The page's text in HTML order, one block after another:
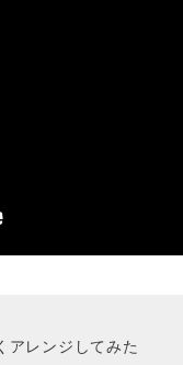
アレンジしてみた